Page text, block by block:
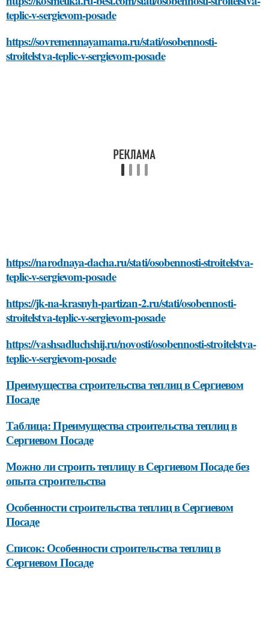
teplic-v-sergievom-posade
https://sovremennayamama.ru/stati/osobennosti-
stroitelstva-teplic-v-sergievom-posade
https://narodnaya-dacha.ru/stati/osobennosti-stroitelstva-
teplic-v-sergievom-posade
https://jk-na-krasnyh-partizan-2.ru/stati/osobennosti-
stroitelstva-teplic-v-sergievom-posade
https://vashsadluchshij.ru/novosti/osobennosti-stroitelstva-
teplic-v-sergievom-posade
Преимущества строительства теплиц в Сергиевом
Посаде
Таблица: Преимущества строительства теплиц в
Сергиевом Посаде
Можно ли строить теплицу в Сергиевом Посаде без
опыта строительства
Особенности строительства теплиц в Сергиевом
Посаде
Список: Особенности строительства теплиц в
Сергиевом Посаде